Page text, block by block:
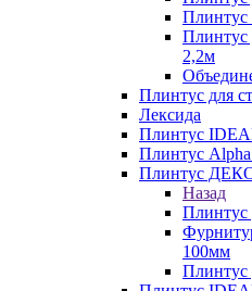
Плинтус
2,2м
Плинтус для
Лексида
Плинтус
Плинтус
Плинтус
Назад
100мм